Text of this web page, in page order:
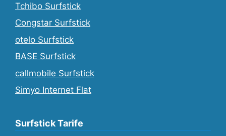
Tchibo Surfstick
Congstar Surfstick
otelo Surfstick
BASE Surfstick
callmobile Surfstick
Simyo Internet Flat
Surfstick Tarife